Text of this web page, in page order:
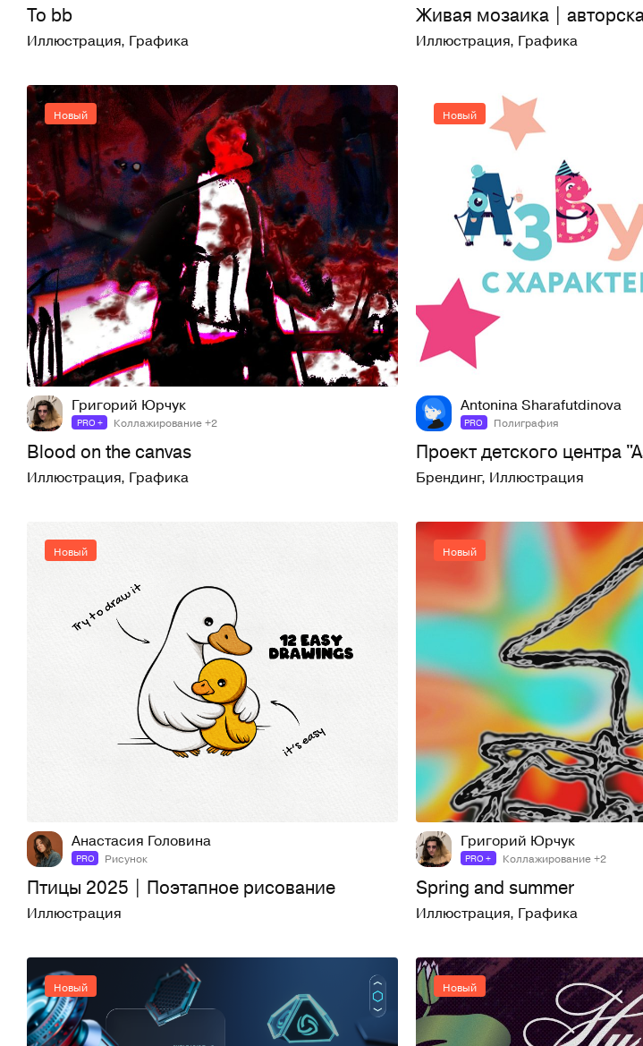
To bb
Иллюстрация, Графика
Живая мозаика |
Иллюстрация, Графика
Новый
4 34
Григорий Юрчук
PRO + Коллажирование +2
Blood on the canvas
Иллюстрация, Графика
Новый
Antonina Sharafutdinova
PRO Полиграфия
Брендинг, Иллюстрация
Новый
Анастасия Головина
PRO Рисунок
Птицы 2025 | Поэтапное рисование
Иллюстрация
Новый
Григорий Юрчук
PRO + Коллажирование +2
Spring and summer
Иллюстрация, Графика
Новый Новый